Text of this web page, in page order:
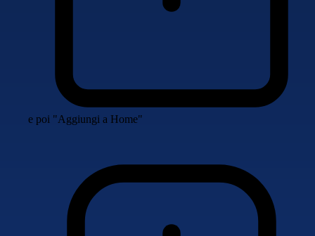
e poi "Aggiungi a Home"